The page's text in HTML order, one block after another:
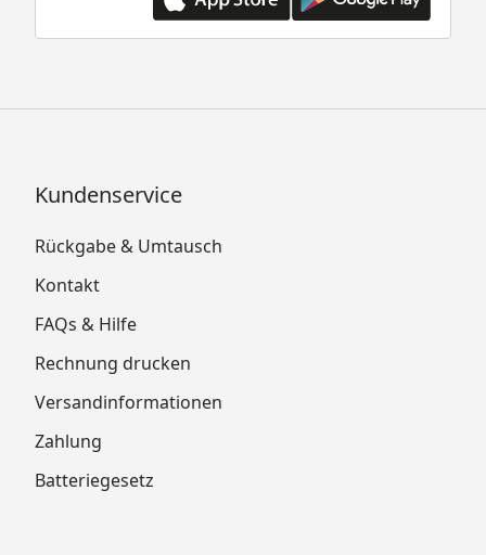
Kundenservice
Rückgabe & Umtausch
Kontakt
FAQs & Hilfe
Rechnung drucken
Versandinformationen
Zahlung
Batteriegesetz